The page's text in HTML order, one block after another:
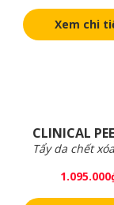
Xem chi
CLINICAL
Tẩy da chết
1.095.000